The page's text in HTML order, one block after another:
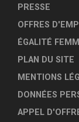
PRESSE
OFFRES
ÉGALITÉ
PLAN DU SITE
MENTIONS
DONNÉES
APPEL